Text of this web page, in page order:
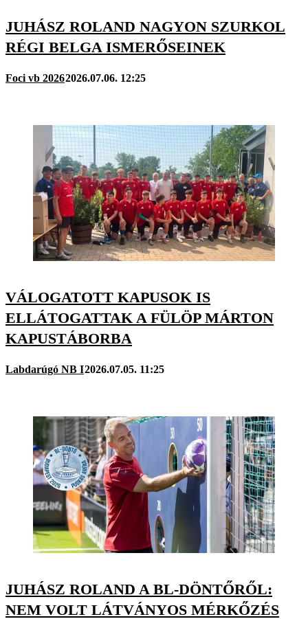
JUHÁSZ ROLAND NAGYON SZURKOL
RÉGI BELGA ISMERŐSEINEK
Foci vb 20262026.07.06. 12:25
VÁLOGATOTT KAPUSOK IS
ELLÁTOGATTAK A FÜLÖP MÁRTON
KAPUSTÁBORBA
Labdarúgó NB I2026.07.05. 11:25
JUHÁSZ ROLAND A BL-DÖNTŐRŐL:
NEM VOLT LÁTVÁNYOS MÉRKŐZÉS